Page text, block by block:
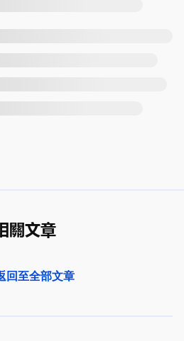
關文章
回至全部文章